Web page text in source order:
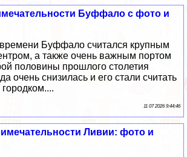
Буффало с фото и
времени Буффало считался крупным
а также очень важным портом
половины прошлого столетия
очень снизилась и его стали считать
11 07 2026 9:44:46
Ливии: фото и